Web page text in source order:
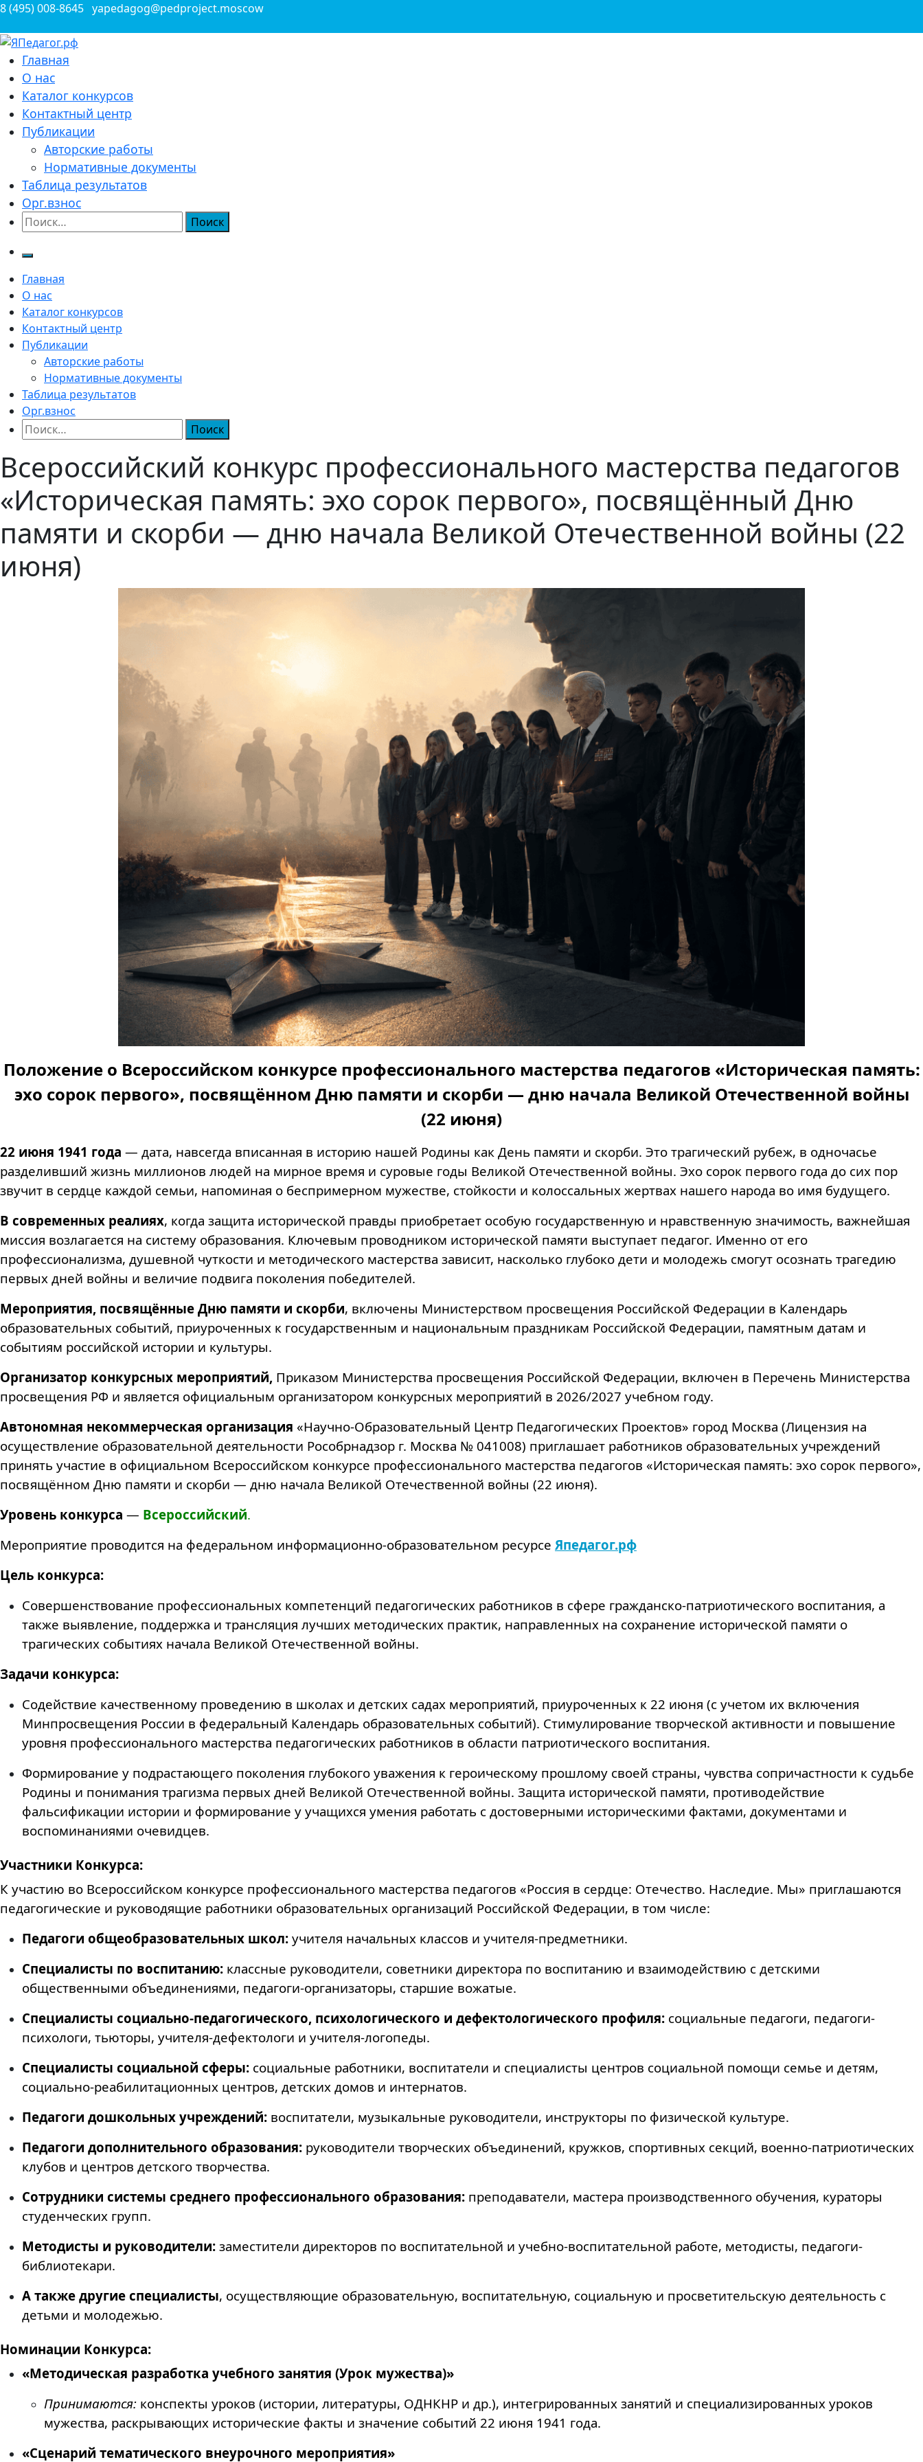
Перейти
содержимому
8 (495) 008-8645 yapedagog@pedproject.moscow
ЯПедагог.рф
Всероссийские конкурсы для педагогов
Главная
О нас
Каталог конкурсов
Контактный центр
Публикации
Авторские работы
Нормативные документы
Таблица результатов
Орг.взнос
Найти:
Главная
О нас
Каталог конкурсов
Контактный центр
Публикации
Авторские работы
Нормативные документы
Таблица результатов
Орг.взнос
Найти:
Всероссийский конкурс профессионального мастерства педагогов
«Историческая память: эхо сорок первого», посвящённый Дню
памяти и скорби — дню начала Великой Отечественной войны (22
июня)
Положение о Всероссийском конкурсе профессионального мастерства педагогов «Историческая память:
эхо сорок первого», посвящённом Дню памяти и скорби — дню начала Великой Отечественной войны
(22 июня)
22 июня 1941 года — дата, навсегда вписанная в историю нашей Родины как День памяти и скорби. Это трагический рубеж, в одночасье
разделивший жизнь миллионов людей на мирное время и суровые годы Великой Отечественной войны. Эхо сорок первого года до сих пор
звучит в сердце каждой семьи, напоминая о беспримерном мужестве, стойкости и колоссальных жертвах нашего народа во имя будущего.
В современных реалиях, когда защита исторической правды приобретает особую государственную и нравственную значимость, важнейшая
миссия возлагается на систему образования. Ключевым проводником исторической памяти выступает педагог. Именно от его
профессионализма, душевной чуткости и методического мастерства зависит, насколько глубоко дети и молодежь смогут осознать трагедию
первых дней войны и величие подвига поколения победителей.
Мероприятия, посвящённые Дню памяти и скорби, включены Министерством просвещения Российской Федерации в Календарь
образовательных событий, приуроченных к государственным и национальным праздникам Российской Федерации, памятным датам и
событиям российской истории и культуры.
Организатор конкурсных мероприятий, Приказом Министерства просвещения Российской Федерации, включен в Перечень Министерства
просвещения РФ и является официальным организатором конкурсных мероприятий в 2026/2027 учебном году.
Автономная некоммерческая организация «Научно-Образовательный Центр Педагогических Проектов» город Москва (Лицензия на
осуществление образовательной деятельности Рособрнадзор г. Москва № 041008) приглашает работников образовательных учреждений
принять участие в официальном Всероссийском конкурсе профессионального мастерства педагогов «Историческая память: эхо сорок первого»,
посвящённом Дню памяти и скорби — дню начала Великой Отечественной войны (22 июня).
Уровень конкурса — Всероссийский.
Мероприятие проводится на федеральном информационно-образовательном ресурсе Япедагог.рф
Цель конкурса:
Совершенствование профессиональных компетенций педагогических работников в сфере гражданско-патриотического воспитания, а
также выявление, поддержка и трансляция лучших методических практик, направленных на сохранение исторической памяти о
трагических событиях начала Великой Отечественной войны.
Задачи конкурса:
Содействие качественному проведению в школах и детских садах мероприятий, приуроченных к 22 июня (с учетом их включения
Минпросвещения России в федеральный Календарь образовательных событий). Стимулирование творческой активности и повышение
уровня профессионального мастерства педагогических работников в области патриотического воспитания.
Формирование у подрастающего поколения глубокого уважения к героическому прошлому своей страны, чувства сопричастности к судьбе
Родины и понимания трагизма первых дней Великой Отечественной войны. Защита исторической памяти, противодействие
фальсификации истории и формирование у учащихся умения работать с достоверными историческими фактами, документами и
воспоминаниями очевидцев.
Участники Конкурса:
К участию во Всероссийском конкурсе профессионального мастерства педагогов «Россия в сердце: Отечество. Наследие. Мы» приглашаются
педагогические и руководящие работники образовательных организаций Российской Федерации, в том числе:
Педагоги общеобразовательных школ: учителя начальных классов и учителя-предметники.
Специалисты по воспитанию: классные руководители, советники директора по воспитанию и взаимодействию с детскими
общественными объединениями, педагоги-организаторы, старшие вожатые.
Специалисты социально-педагогического, психологического и дефектологического профиля: социальные педагоги, педагоги-
психологи, тьюторы, учителя-дефектологи и учителя-логопеды.
Специалисты социальной сферы: социальные работники, воспитатели и специалисты центров социальной помощи семье и детям,
социально-реабилитационных центров, детских домов и интернатов.
Педагоги дошкольных учреждений: воспитатели, музыкальные руководители, инструкторы по физической культуре.
Педагоги дополнительного образования: руководители творческих объединений, кружков, спортивных секций, военно-патриотических
клубов и центров детского творчества.
Сотрудники системы среднего профессионального образования: преподаватели, мастера производственного обучения, кураторы
студенческих групп.
Методисты и руководители: заместители директоров по воспитательной и учебно-воспитательной работе, методисты, педагоги-
библиотекари.
А также другие специалисты, осуществляющие образовательную, воспитательную, социальную и просветительскую деятельность с
детьми и молодежью.
Номинации Конкурса:
«Методическая разработка учебного занятия (Урок мужества)»
Принимаются: конспекты уроков (истории, литературы, ОДНКНР и др.), интегрированных занятий и специализированных уроков
мужества, раскрывающих исторические факты и значение событий 22 июня 1941 года.
«Сценарий тематического внеурочного мероприятия»